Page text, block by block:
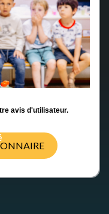
avis d'utilisateur.